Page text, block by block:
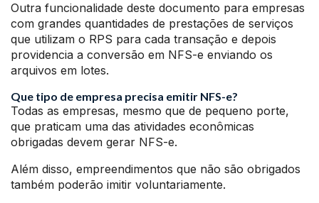
Outra funcionalidade deste documento para empresas
com grandes quantidades de prestações de serviços
que utilizam o RPS para cada transação e depois
providencia a conversão em NFS-e enviando os
arquivos em lotes.
Que tipo de empresa precisa emitir NFS-e?
Todas as empresas, mesmo que de pequeno porte,
que praticam uma das atividades econômicas
obrigadas devem gerar NFS-e.
Além disso, empreendimentos que não são obrigados
também poderão imitir voluntariamente.